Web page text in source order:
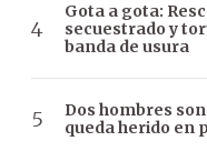
Gota a gota:
secuestrado y
banda de usura
Dos hombres
queda herido en